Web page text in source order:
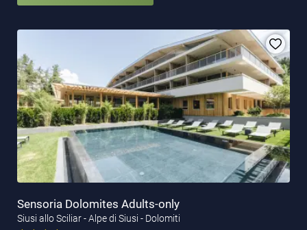
Sensoria Dolomites Adults-only
Siusi allo Sciliar - Alpe di Siusi - Dolomiti